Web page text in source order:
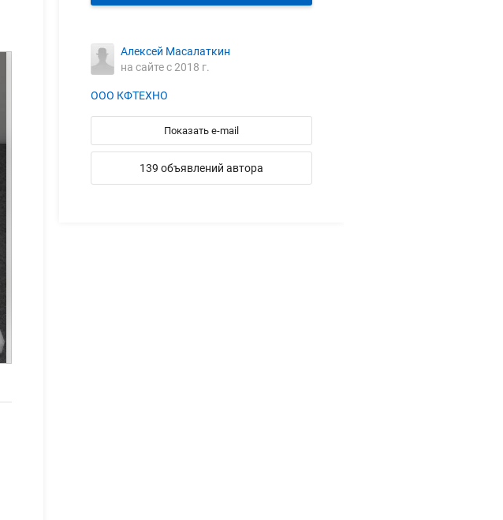
Алексей Масалаткин
на сайте с 2018 г.
ООО КФТЕХНО
Показать e-mail
139 объявлений автора